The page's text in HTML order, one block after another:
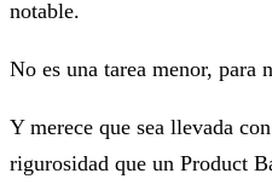
notable.
No es una tarea menor, para
Y merece que sea llevada
rigurosidad que un Product